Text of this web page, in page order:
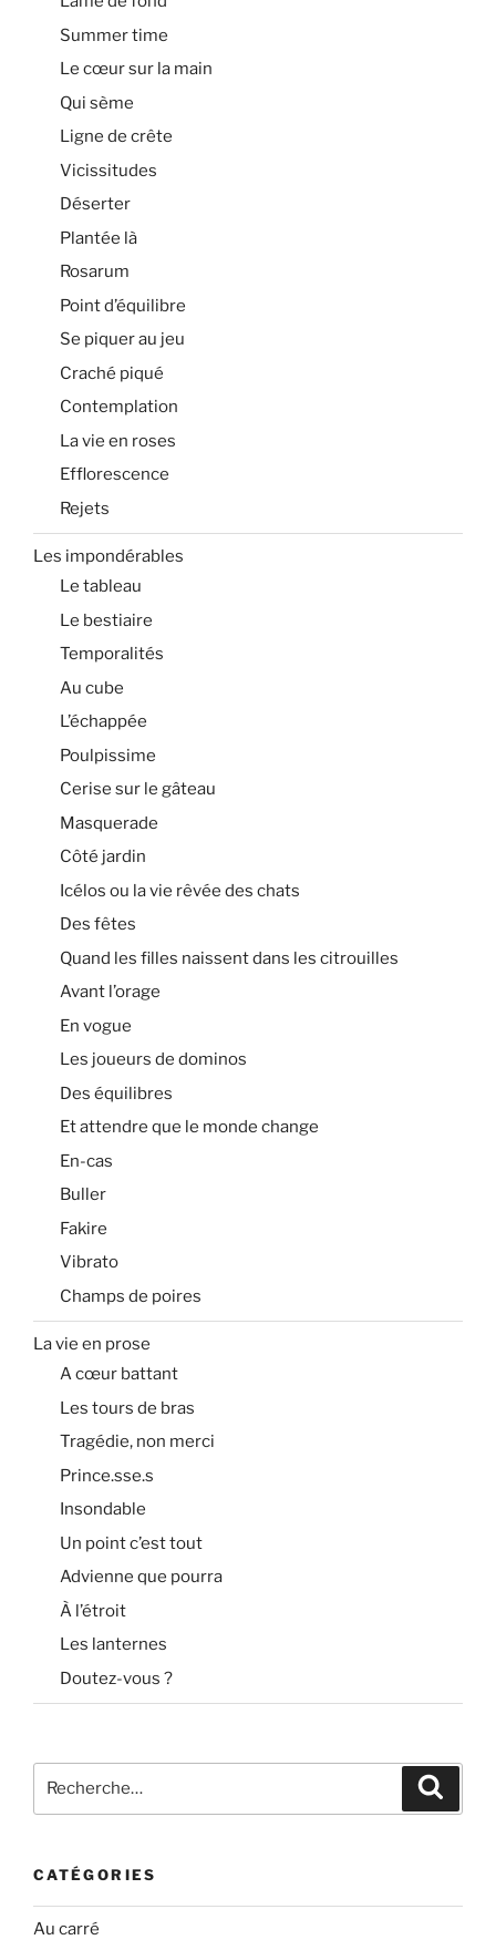
Summer time
Le cœur sur la main
Qui sème
Ligne de crête
Vicissitudes
Déserter
Plantée là
Rosarum
Point d’équilibre
Se piquer au jeu
Craché piqué
Contemplation
La vie en roses
Efflorescence
Rejets
Les impondérables
Le tableau
Le bestiaire
Temporalités
Au cube
L’échappée
Poulpissime
Cerise sur le gâteau
Masquerade
Côté jardin
Icélos ou la vie rêvée des chats
Des fêtes
Quand les filles naissent dans les citrouilles
Avant l’orage
En vogue
Les joueurs de dominos
Des équilibres
Et attendre que le monde change
En-cas
Buller
Fakire
Vibrato
Champs de poires
La vie en prose
A cœur battant
Les tours de bras
Tragédie, non merci
Prince.sse.s
Insondable
Un point c’est tout
Advienne que pourra
À l’étroit
Les lanternes
Doutez-vous ?
pour
CATÉGORIES
Au carré